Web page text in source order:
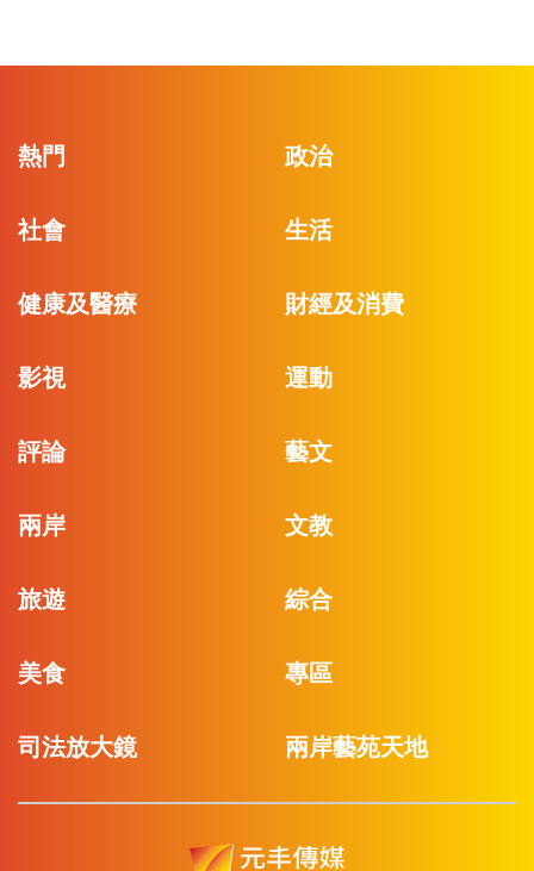
熱門 政治
社會 生活
健康及醫療 財經及消費
影視 運動
評論 藝文
兩岸 文教
旅遊 綜合
美食 專區
司法放大鏡 兩岸藝苑天地